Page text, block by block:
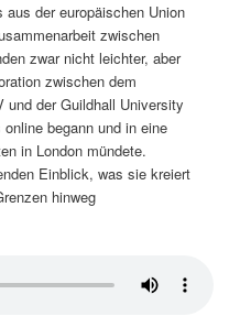
der europäischen Union
zwischen
zwar nicht leichter, aber
zwischen dem
und der Guildhall University
begann und in eine
in London mündete.
Einblick, was sie kreiert
hinweg